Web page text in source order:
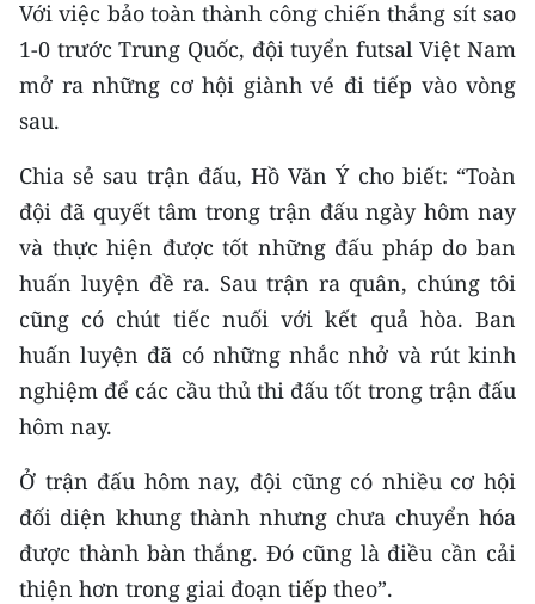
ENGLISH
中文
FRANÇAIS
РУССКИЙ
ESPAÑOL
Với việc bảo toàn thành công chiến thắng sít sao
1-0 trước Trung Quốc, đội tuyển futsal Việt Nam
mở ra những cơ hội giành vé đi tiếp vào vòng
sau.
Chia sẻ sau trận đấu, Hồ Văn Ý cho biết: “Toàn
đội đã quyết tâm trong trận đấu ngày hôm nay
và thực hiện được tốt những đấu pháp do ban
huấn luyện đề ra. Sau trận ra quân, chúng tôi
cũng có chút tiếc nuối với kết quả hòa. Ban
huấn luyện đã có những nhắc nhở và rút kinh
nghiệm để các cầu thủ thi đấu tốt trong trận đấu
hôm nay.
Ở trận đấu hôm nay, đội cũng có nhiều cơ hội
đối diện khung thành nhưng chưa chuyển hóa
được thành bàn thắng. Đó cũng là điều cần cải
thiện hơn trong giai đoạn tiếp theo”.